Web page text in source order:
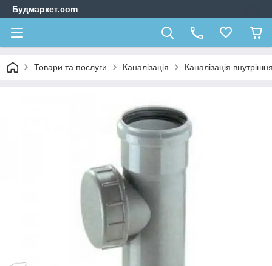
Будмаркет.com
Товари та послуги Каналізація Каналізація